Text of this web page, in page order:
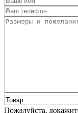
Пожалуйста,